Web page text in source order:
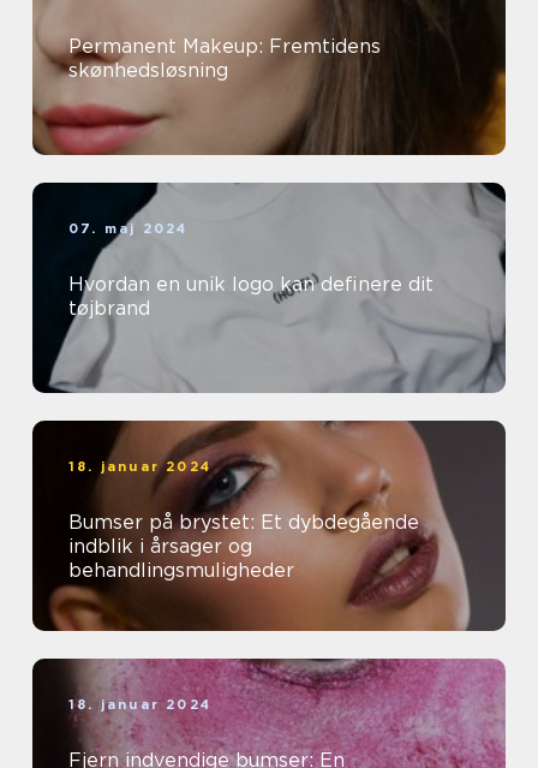
Permanent Makeup: Fremtidens
skønhedsløsning
07. maj 2024
Hvordan en unik logo kan definere dit
tøjbrand
18. januar 2024
Bumser på brystet: Et dybdegående
indblik i årsager og
behandlingsmuligheder
18. januar 2024
Fjern indvendige bumser: En